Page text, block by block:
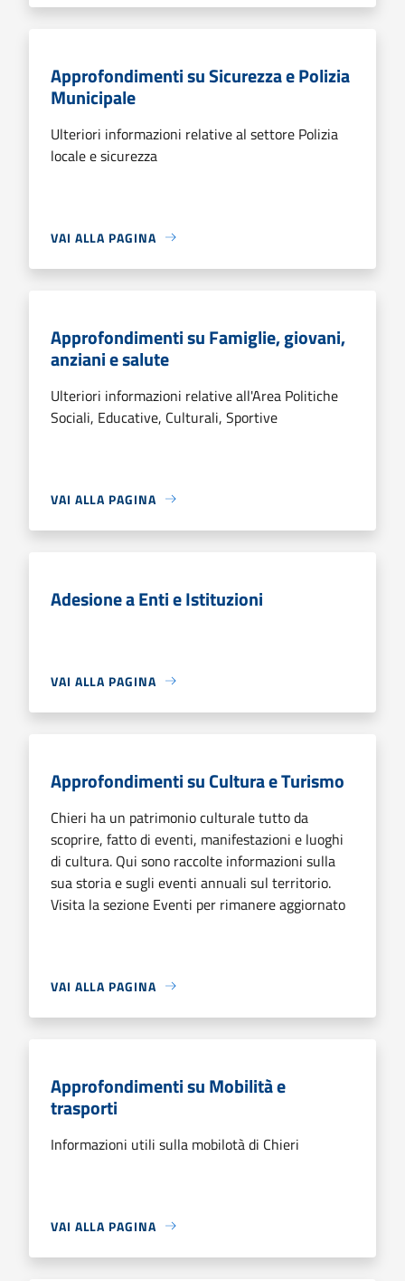
Approfondimenti su Sicurezza e Polizia
Municipale
Ulteriori informazioni relative al settore Polizia
locale e sicurezza
VAI ALLA PAGINA
Approfondimenti su Famiglie, giovani,
anziani e salute
Ulteriori informazioni relative all'Area Politiche
Sociali, Educative, Culturali, Sportive
VAI ALLA PAGINA
Adesione a Enti e Istituzioni
VAI ALLA PAGINA
Approfondimenti su Cultura e Turismo
Chieri ha un patrimonio culturale tutto da
scoprire, fatto di eventi, manifestazioni e luoghi
di cultura. Qui sono raccolte informazioni sulla
sua storia e sugli eventi annuali sul territorio.
Visita la sezione Eventi per rimanere aggiornato
VAI ALLA PAGINA
Approfondimenti su Mobilità e
trasporti
Informazioni utili sulla mobilotà di Chieri
VAI ALLA PAGINA